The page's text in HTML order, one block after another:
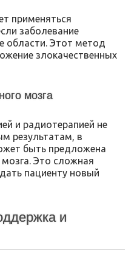
применяться
заболевание
области. Этот метод
злокачественных
мозга
и радиотерапией не
результатам, в
быть предложена
Это сложная
пациенту новый
и